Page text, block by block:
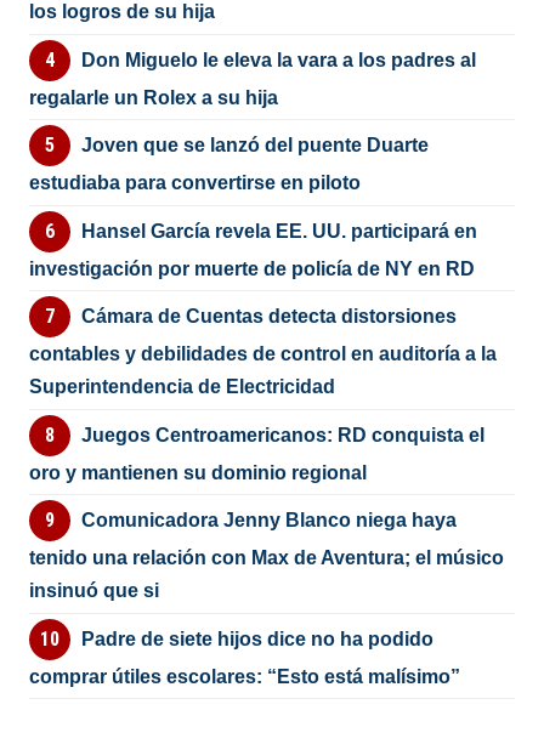
los logros de su hija
Don Miguelo le eleva la vara a los padres al
regalarle un Rolex a su hija
Joven que se lanzó del puente Duarte
estudiaba para convertirse en piloto
Hansel García revela EE. UU. participará en
investigación por muerte de policía de NY en RD
Cámara de Cuentas detecta distorsiones
contables y debilidades de control en auditoría a la
Superintendencia de Electricidad
Juegos Centroamericanos: RD conquista el
oro y mantienen su dominio regional
Comunicadora Jenny Blanco niega haya
tenido una relación con Max de Aventura; el músico
insinuó que si
Padre de siete hijos dice no ha podido
comprar útiles escolares: “Esto está malísimo”